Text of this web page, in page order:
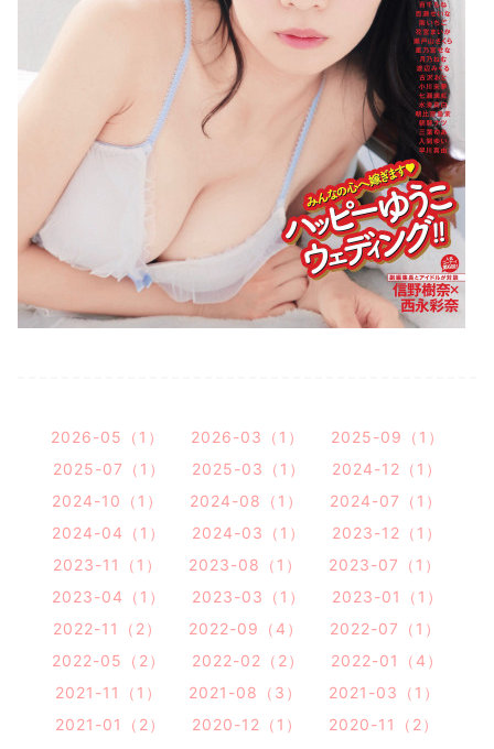
2026-05（1） 2026-03（1）
2025-09（1）
2025-07（1）
2025-03（1）
2024-12（1）
2024-10（1）
2024-08（1）
2024-07（1）
2024-04（1）
2024-03（1）
2023-12（1）
2023-11（1）
2023-08（1）
2023-07（1）
2023-04（1）
2023-03（1）
2023-01（1）
2022-11（2）
2022-09（4）
2022-07（1）
2022-05（2）
2022-02（2）
2022-01（4）
2021-11（1）
2021-08（3）
2021-03（1）
2021-01（2）
2020-12（1）
2020-11（2）